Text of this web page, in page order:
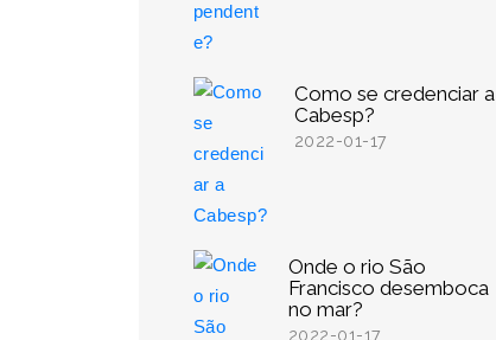
Como se credenciar a
Cabesp?
2022-01-17
Onde o rio São
Francisco desemboca
no mar?
2022-01-17